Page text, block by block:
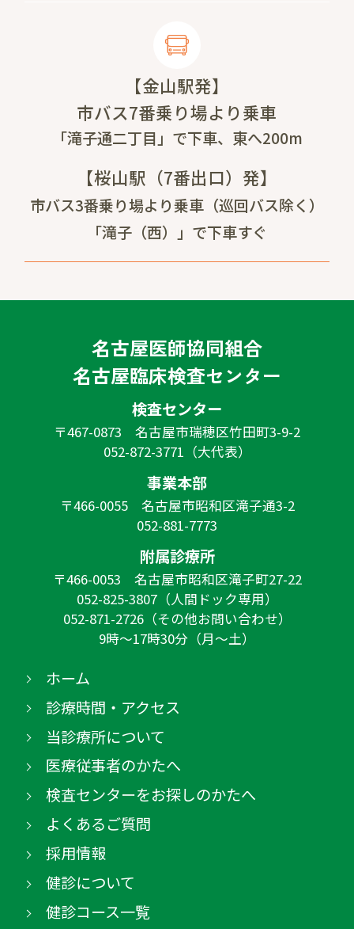
【金山駅発】
市バス7番乗り場より乗車
「滝子通二丁目」で下車、東へ200m
【桜山駅（7番出口）発】
市バス3番乗り場より乗車（巡回バス除く）
「滝子（西）」で下車すぐ
名古屋医師協同組合
名古屋臨床検査センター
検査センター
〒467-0873 名古屋市瑞穂区竹田町3-9-2
052-872-3771（大代表）
事業本部
〒466-0055 名古屋市昭和区滝子通3-2
052-881-7773
附属診療所
〒466-0053 名古屋市昭和区滝子町27-22
052-825-3807（人間ドック専用）
052-871-2726（その他お問い合わせ）
9時～17時30分（月～土）
ホーム
診療時間・アクセス
当診療所について
医療従事者のかたへ
検査センターをお探しのかたへ
よくあるご質問
採用情報
健診について
健診コース一覧